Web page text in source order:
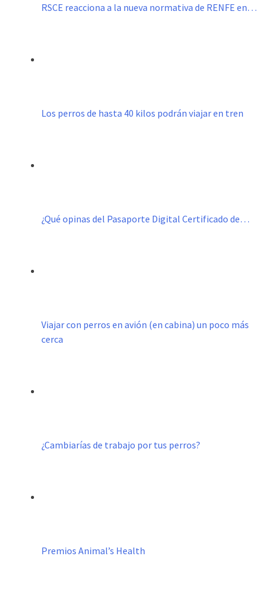
RSCE reacciona a la nueva normativa de RENFE en…
Los perros de hasta 40 kilos podrán viajar en tren
¿Qué opinas del Pasaporte Digital Certificado de…
Viajar con perros en avión (en cabina) un poco más
cerca
¿Cambiarías de trabajo por tus perros?
Premios Animal’s Health